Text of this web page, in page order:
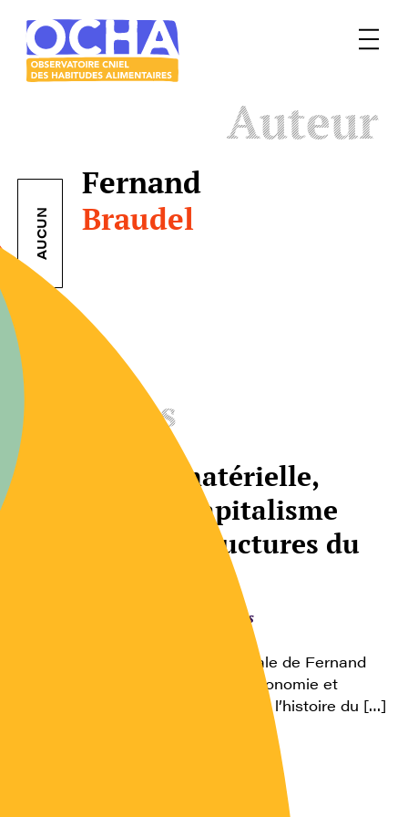
Menu
Auteur
AUCUN
Fernand
Braudel
Ouvrages
Civilisation matérielle,
économie et capitalisme
(Vol.1) – Les structures du
Comportements alimentaires
XVe – XVIIIe siècle Oeuvre capitale de Fernand
Braudel, Civilisation matérielle, économie et
capitalisme, est une introduction à l’histoire du […]